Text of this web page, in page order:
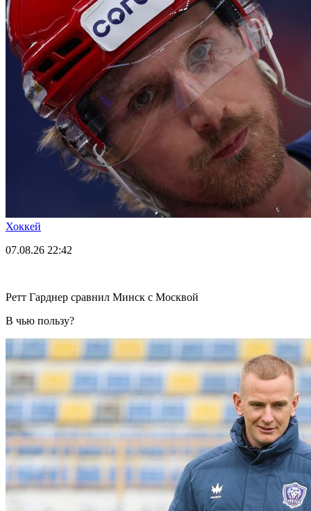
Хоккей
07.08.26 22:42
Ретт Гарднер сравнил Минск с Москвой
В чью пользу?